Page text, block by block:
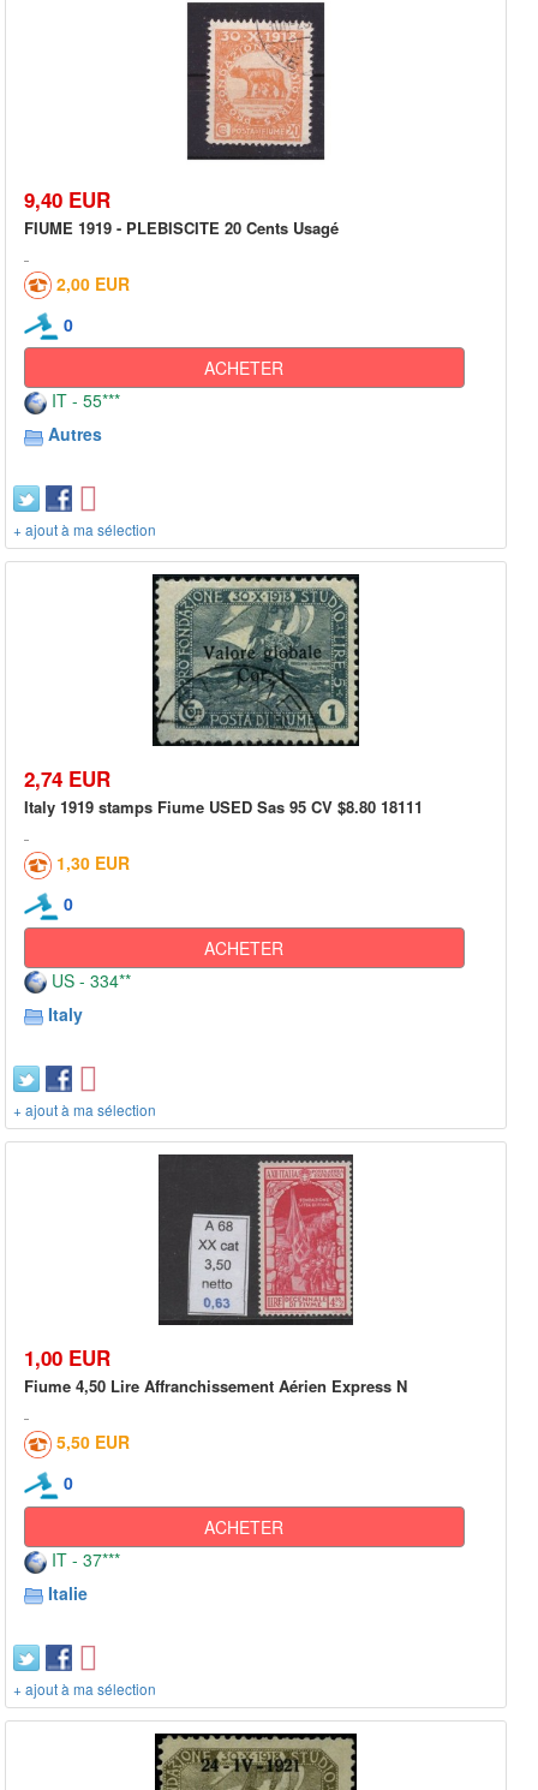
9,40 EUR
FIUME 1919 - PLEBISCITE 20 Cents Usagé
2,00 EUR
0
ACHETER
IT - 55***
Autres
+ ajout à ma sélection
2,74 EUR
Italy 1919 stamps Fiume USED Sas 95 CV $8.80 18111
1,30 EUR
0
ACHETER
US - 334**
Italy
+ ajout à ma sélection
1,00 EUR
Fiume 4,50 Lire Affranchissement Aérien Express N
5,50 EUR
0
ACHETER
IT - 37***
Italie
+ ajout à ma sélection